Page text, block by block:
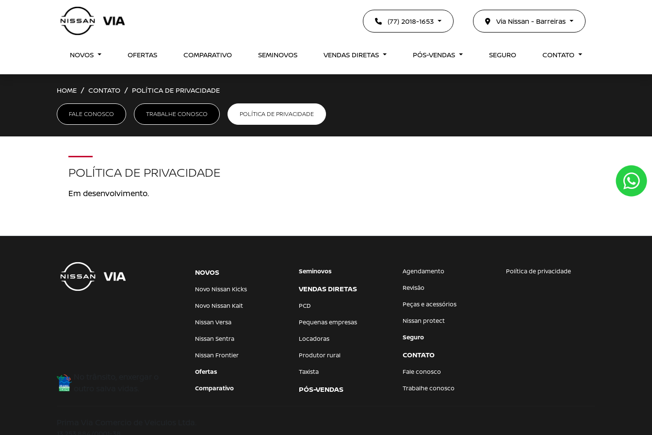
(77) 2018-1653 Via Nissan - Barreiras
NOVOS OFERTAS COMPARATIVO SEMINOVOS VENDAS DIRETAS PÓS-VENDAS SEGURO CONTATO
HOME CONTATO POLÍTICA DE PRIVACIDADE
FALE CONOSCO TRABALHE CONOSCO POLÍTICA DE PRIVACIDADE
POLÍTICA DE PRIVACIDADE
Em desenvolvimento.
NOVOS
Novo Nissan Kicks
Novo Nissan Kait
Nissan Versa
Nissan Sentra
Nissan Frontier
Ofertas
Comparativo
Seminovos
VENDAS DIRETAS
PCD
Pequenas empresas
Locadoras
Produtor rural
Taxista
PÓS-VENDAS
Agendamento
Revisão
Peças e acessórios
Nissan protect
Seguro
CONTATO
Fale conosco
Trabalhe conosco
Política de privacidade